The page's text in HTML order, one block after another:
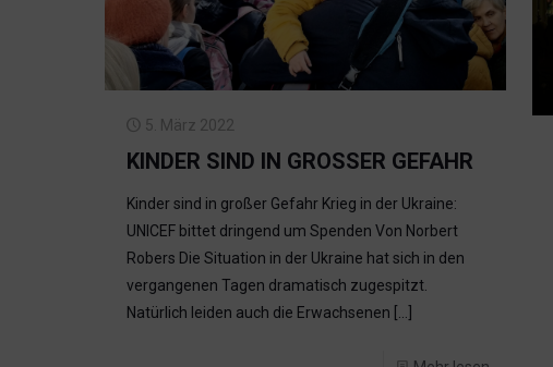
5. März 2022
KINDER SIND IN GROSSER GEFAHR
Kinder sind in großer Gefahr Krieg in der Ukraine:
UNICEF bittet dringend um Spenden Von Norbert
Robers Die Situation in der Ukraine hat sich in den
vergangenen Tagen dramatisch zugespitzt.
Natürlich leiden auch die Erwachsenen